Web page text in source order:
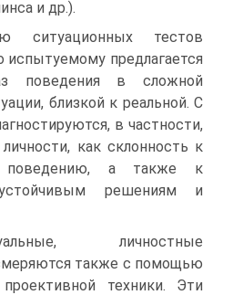
и др.).
ситуационных тестов
испытуемому предлагается
поведения в сложной
близкой к реальной. С
в частности,
как склонность к
поведению, а также к
решениям и
личностные
также с помощью
техники. Эти